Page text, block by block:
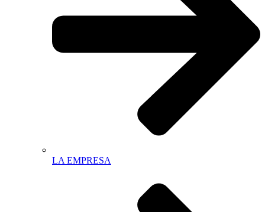
LA EMPRESA